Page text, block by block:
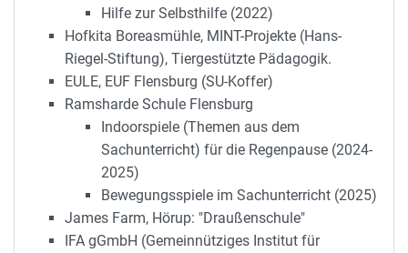
Hilfe zur Selbsthilfe (2022)
Hofkita Boreasmühle, MINT-Projekte (Hans-
Riegel-Stiftung), Tiergestützte Pädagogik.
EULE, EUF Flensburg (SU-Koffer)
Ramsharde Schule Flensburg
Indoorspiele (Themen aus dem
Sachunterricht) für die Regenpause (2024-
2025)
Bewegungsspiele im Sachunterricht (2025)
James Farm, Hörup: "Draußenschule"
IFA gGmbH (Gemeinnütziges Institut für